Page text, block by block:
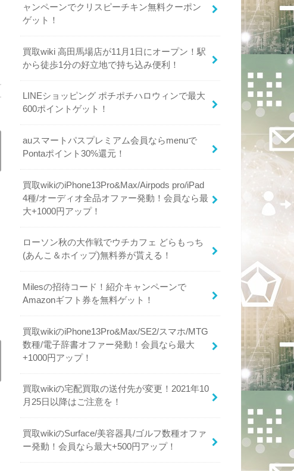
ャンペーンでクリスピーチキン無料クーポン
ゲット！
買取wiki 高田馬場店が11月1日にオープン！駅
から徒歩1分の好立地で持ち込み便利！
LINEショッピング ポチポチハロウィンで最大
600ポイントゲット！
auスマートパスプレミアム会員ならmenuで
Pontaポイント30%還元！
買取wikiのiPhone13Pro&Max/Airpods pro/iPad
4種/オーディオ全品オファー発動！会員なら最
大+1000円アップ！
ローソン秋の大作戦でウチカフェ どらもっち
(あんこ＆ホイップ)無料券が貰える！
Milesの招待コード！紹介キャンペーンで
Amazonギフト券を無料ゲット！
買取wikiのiPhone13Pro&Max/SE2/スマホ/MTG
数種/電子辞書オファー発動！会員なら最大
+1000円アップ！
買取wikiの宅配買取の送付先が変更！2021年10
月25日以降はご注意を！
買取wikiのSurface/美容器具/ゴルフ数種オファ
ー発動！会員なら最大+500円アップ！